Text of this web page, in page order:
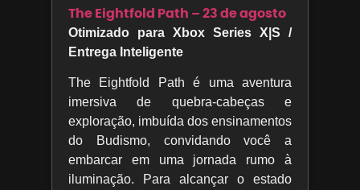
The Eightfold Path – 23 de agosto
Otimizado para Xbox Series X|S /
Entrega Inteligente
The Eightfold Path é uma aventura
imersiva de quebra-cabeças e
exploração, imbuída dos ensinamentos
do Budismo, convidando você a
embarcar em uma jornada rumo à
iluminação. Para alcançar o estado